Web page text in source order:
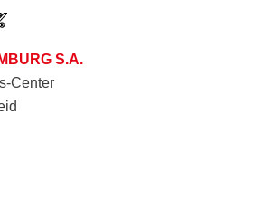
S.A.
Center